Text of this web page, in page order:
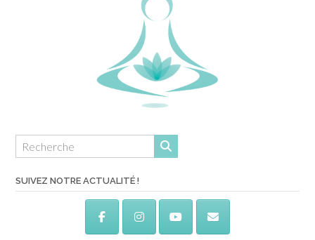
SUIVEZ NOTRE ACTUALITÉ !